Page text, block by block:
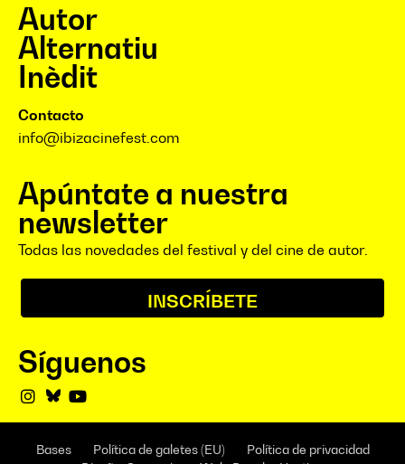
Autor
Alternatiu
Inèdit
Contacto
info@ibizacinefest.com
Apúntate a nuestra
newsletter
Todas las novedades del festival y del cine de autor.
INSCRÍBETE
Síguenos
Bases Política de galetes (EU)
Política de privacidad